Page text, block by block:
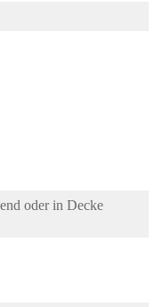
oder in Decke